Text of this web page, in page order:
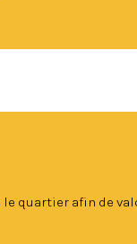
quartier afin de